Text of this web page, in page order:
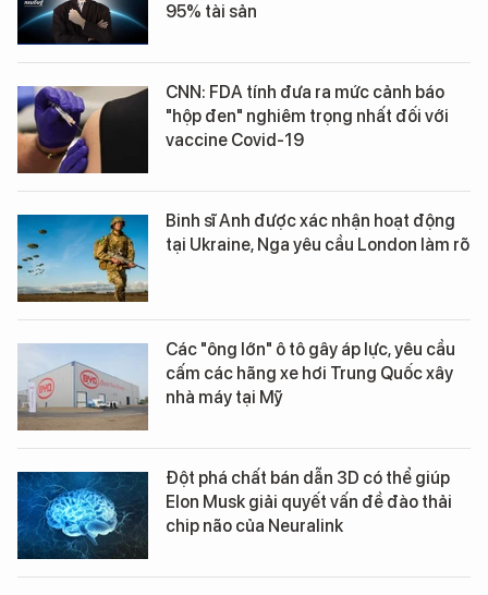
95% tài sản
CNN: FDA tính đưa ra mức cảnh báo
"hộp đen" nghiêm trọng nhất đối với
vaccine Covid-19
Binh sĩ Anh được xác nhận hoạt động
tại Ukraine, Nga yêu cầu London làm rõ
Các "ông lớn" ô tô gây áp lực, yêu cầu
cấm các hãng xe hơi Trung Quốc xây
nhà máy tại Mỹ
Đột phá chất bán dẫn 3D có thể giúp
Elon Musk giải quyết vấn đề đào thải
chip não của Neuralink